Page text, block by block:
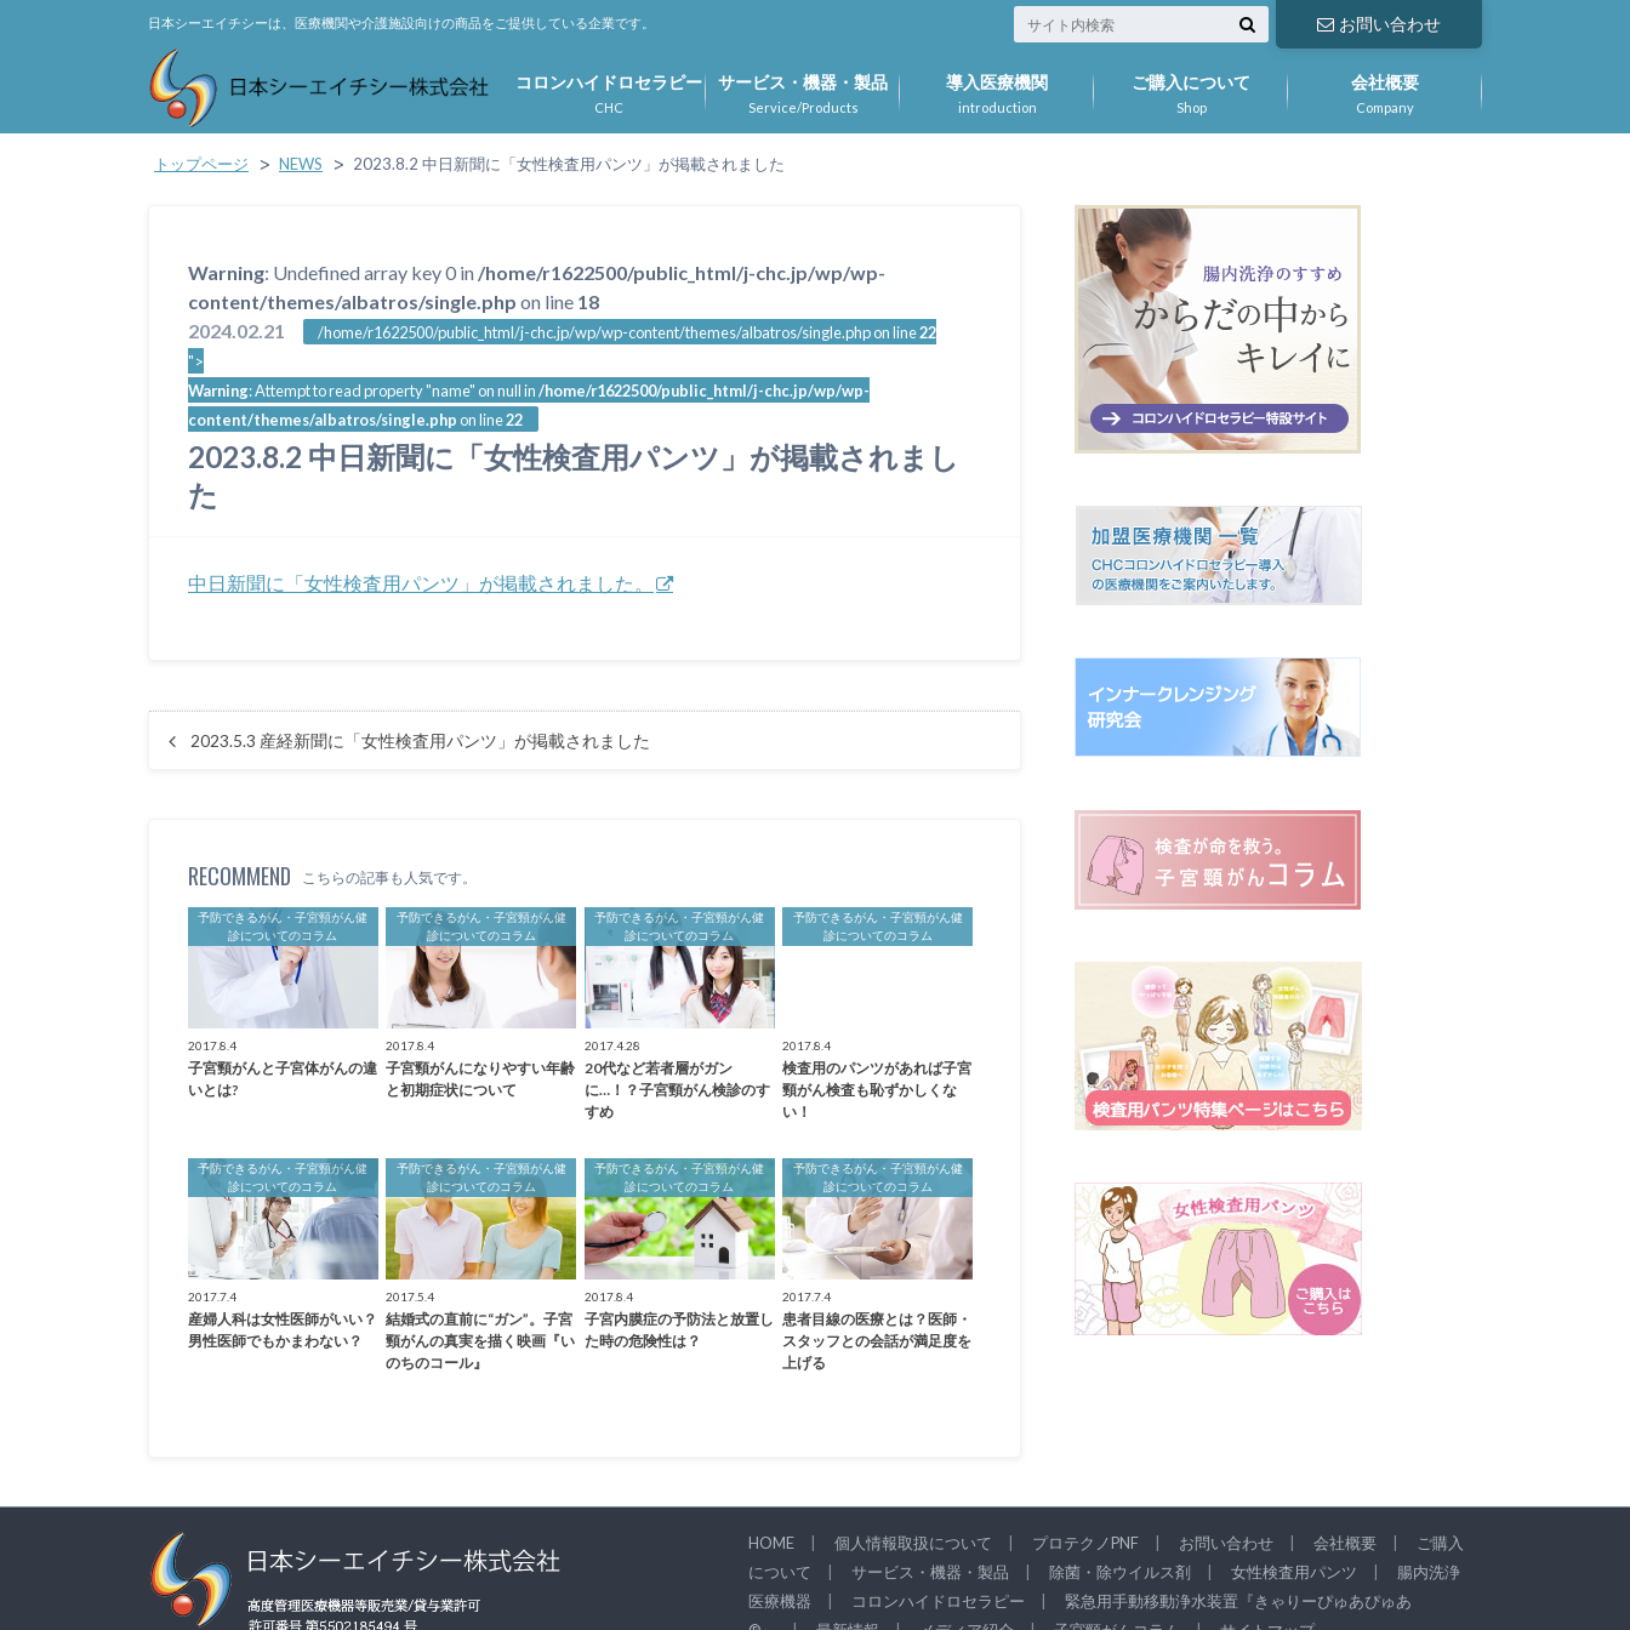
日本シーエイチシーは、医療機関や介護施設向けの商品をご提供している企業です。 お問い合わせ
CHC
コロンハイドロセラピー
Service/Products
サービス・機器・製品
introduction
導入医療機関
Shop
ご購入について
Company
会社概要
トップページ NEWS 2023.8.2 中日新聞に「女性検査用パンツ」が掲載されました
Warning: Undefined array key 0 in /home/r1622500/public_html/j-chc.jp/wp/wp-
content/themes/albatros/single.php on line 18
2024.02.21
/home/r1622500/public_html/j-chc.jp/wp/wp-content/themes/albatros/single.php on line22
">
Warning: Attempt to read property "name" on null in /home/r1622500/public_html/j-chc.jp/wp/wp-
content/themes/albatros/single.phpon line22
2023.8.2 中日新聞に「女性検査用パンツ」が掲載されまし
た
中日新聞に「女性検査用パンツ」が掲載されました。
2023.5.3 産経新聞に「女性検査用パンツ」が掲載されました
RECOMMEND こちらの記事も人気です。
予防できるがん・子宮頸がん健
診についてのコラム
2017.8.4
子宮頸がんと子宮体がんの違
いとは?
予防できるがん・子宮頸がん健
診についてのコラム
2017.8.4
子宮頸がんになりやすい年齢
と初期症状について
予防できるがん・子宮頸がん健
診についてのコラム
2017.4.28
20代など若者層がガン
に…！？子宮頸がん検診のす
すめ
予防できるがん・子宮頸がん健
診についてのコラム
2017.8.4
検査用のパンツがあれば子宮
頸がん検査も恥ずかしくな
い！
予防できるがん・子宮頸がん健
診についてのコラム
2017.7.4
産婦人科は女性医師がいい？
男性医師でもかまわない？
予防できるがん・子宮頸がん健
診についてのコラム
2017.5.4
結婚式の直前に“ガン”。子宮
頸がんの真実を描く映画『い
のちのコール』
予防できるがん・子宮頸がん健
診についてのコラム
2017.8.4
子宮内膜症の予防法と放置し
た時の危険性は？
予防できるがん・子宮頸がん健
診についてのコラム
2017.7.4
患者目線の医療とは？医師・
スタッフとの会話が満足度を
上げる
HOME 個人情報取扱について プロテクノPNF お問い合わせ 会社概要
ご購入
について
サービス・機器・製品 除菌・除ウイルス剤 女性検査用パンツ
腸内洗浄
医療機器
コロンハイドロセラピー
緊急用手動移動浄水装置『きゃりーぴゅあぴゅあ